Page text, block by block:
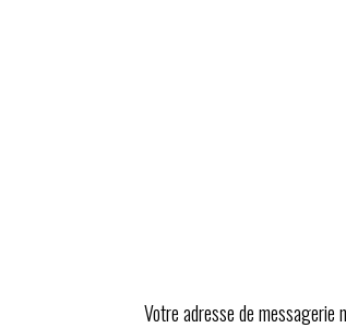
Votre adresse de messagerie